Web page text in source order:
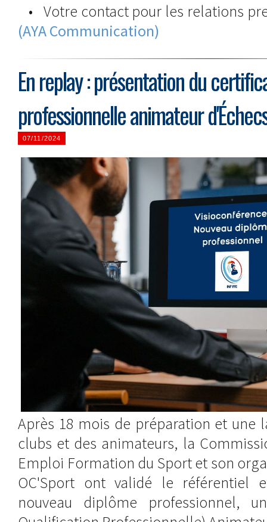
• Votre contact pour les relations
(AYA Communication)
En replay : présentation du
professionnelle animateur
07/11/2024
Après 18 mois de préparation et une
clubs et des animateurs, la
Emploi Formation du Sport et son
OC'Sport ont validé le référentiel
nouveau diplôme professionnel,